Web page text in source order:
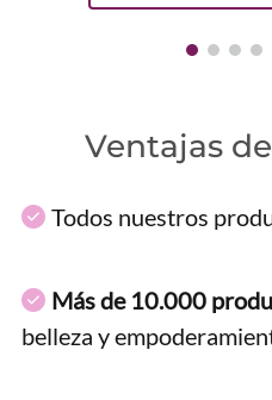
Ventajas
Todos nuestros
Más de 10.000
belleza y